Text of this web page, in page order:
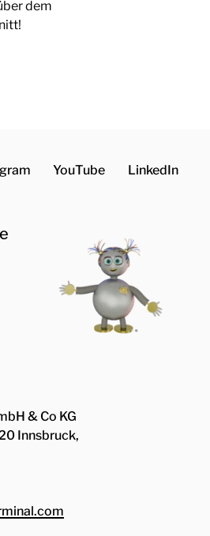
dem
YouTube LinkedIn
& Co KG
Innsbruck,